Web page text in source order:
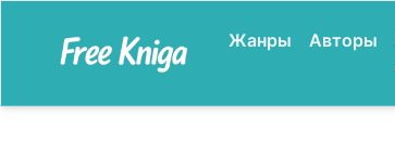
Жанры Авторы